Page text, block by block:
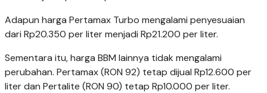
Adapun harga Pertamax Turbo mengalami penyesuaian
dari Rp20.350 per liter menjadi Rp21.200 per liter.
Sementara itu, harga BBM lainnya tidak mengalami
perubahan. Pertamax (RON 92) tetap dijual Rp12.600 per
liter dan Pertalite (RON 90) tetap Rp10.000 per liter.